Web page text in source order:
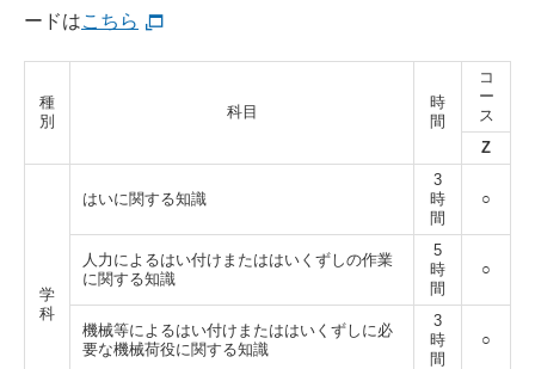
ードはこちら
種
別
科目
時
間
コ
ー
ス
Z
学
科
はいに関する知識
3
時
間
○
人力によるはい付けまたははいくずしの作業
に関する知識
5
時
間
○
機械等によるはい付けまたははいくずしに必
要な機械荷役に関する知識
3
時
間
○